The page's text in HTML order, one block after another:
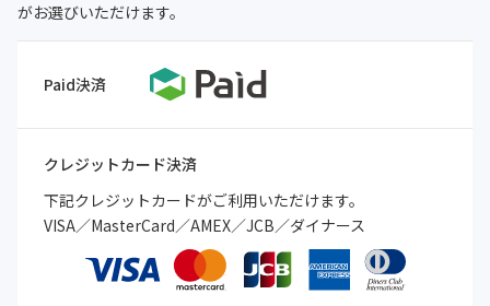
がお選びいただけます。
Paid決済
クレジットカード決済
下記クレジットカードがご利用いただけます。
VISA／MasterCard／AMEX／JCB／ダイナース